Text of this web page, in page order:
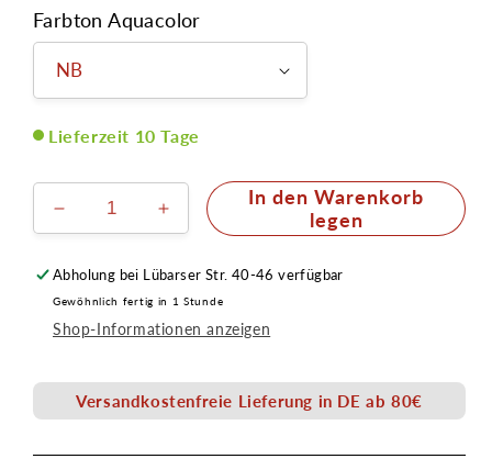
Farbton Aquacolor
Lieferzeit 10 Tage
Verringere
die
Menge
für
Supracolor
Teintschminke
Erhöhe
die
Menge
für
Supracolor
Teintschminke
In den Warenkorb
legen
Abholung bei Lübarser Str. 40-46 verfügbar
Gewöhnlich fertig in 1 Stunde
Shop-Informationen anzeigen
Versandkostenfreie Lieferung in DE ab 80€